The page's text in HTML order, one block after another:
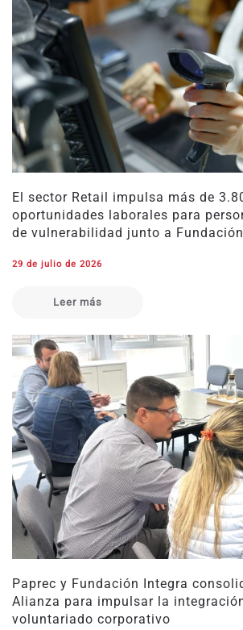
El sector Retail impulsa más de
oportunidades laborales para
de vulnerabilidad junto a
29 de julio de 2026
Leer más
Paprec y Fundación Integra
Alianza para impulsar la
voluntariado corporativo